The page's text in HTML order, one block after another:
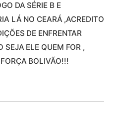
DA SÉRIE B E
LÁ NO CEARÁ ,ACREDITO
DE ENFRENTAR
SEJA ELE QUEM FOR ,
BOLIVÃO!!!